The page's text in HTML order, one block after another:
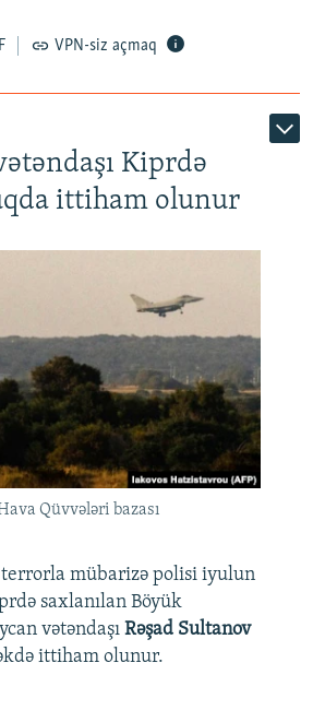
VPN-siz açmaq
Kiprdə
ittiham olunur
Qüvvələri bazası
mübarizə polisi iyulun
saxlanılan Böyük
vətəndaşı Rəşad Sultanov
ittiham olunur.